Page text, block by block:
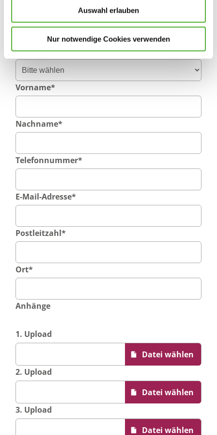
Auswahl erlauben
Nur notwendige Cookies verwenden
Anrede
Vorname*
Nachname*
Telefonnummer*
E-Mail-Adresse*
Postleitzahl*
Ort*
Anhänge
1. Upload
2. Upload
3. Upload